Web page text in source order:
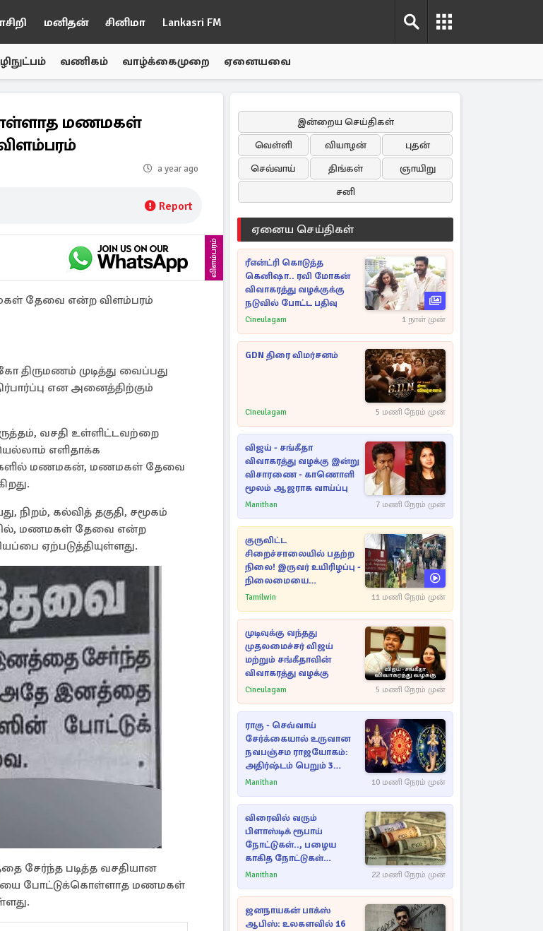
மனிதன் சினிமா Lankasri FM
வணிகம் வாழ்க்கைமுறை ஏனையவை
மணமகள்
a year ago
Report
விளம்பரம்
தேவை என்ற விளம்பரம்
முடித்து வைப்பது
என அனைத்திற்கும்
வசதி உள்ளிட்டவற்றை
எளிதாக்க
மணமகன், மணமகள் தேவை
கல்வித் தகுதி, சமூகம்
மணமகள் தேவை என்ற
ஏற்படுத்தியுள்ளது.
சேர்ந்த படித்த வசதியான
போட்டுக்கொள்ளாத மணமகள்
இன்றைய செய்திகள்
வெள்ளி
வியாழன்
புதன்
செவ்வாய்
திங்கள்
ஞாயிறு
சனி
ஏனைய செய்திகள்
ரீஎன்ட்ரி கொடுத்த
கெனிஷா.. ரவி மோகன்
விவாகரத்து வழக்குக்கு
நடுவில் போட்ட பதிவு
Cineulagam 1 நாள் முன்
GDN திரை விமர்சனம்
Cineulagam 5 மணி நேரம் முன்
விஜய் - சங்கீதா
விவாகரத்து வழக்கு இன்று
விசாரணை - காணொளி
மூலம் ஆஜராக வாய்ப்பு
Manithan 7 மணி நேரம் முன்
குருவிட்ட
சிறைச்சாலையில் பதற்ற
நிலை! இருவர் உயிரிழப்பு -
நிலைமையை
கட்டுப்படுத்த பொலிஸார்
Tamilwin 11 மணி நேரம் முன்
முடிவுக்கு வந்தது
முதலமைச்சர் விஜய்
மற்றும் சங்கீதாவின்
விவாகரத்து வழக்கு
Cineulagam 5 மணி நேரம் முன்
ராகு - செவ்வாய்
சேர்க்கையால் உருவான
நவபஞ்சம ராஜயோகம்:
அதிர்ஷ்டம் பெறும் 3
ராசிகள்!
Manithan 10 மணி நேரம் முன்
விரைவில் வரும்
பிளாஸ்டிக் ரூபாய்
நோட்டுகள்.., பழைய
காகித நோட்டுகள்
செல்லுமா?
Manithan 22 மணி நேரம் முன்
ஜனநாயகன் பாக்ஸ்
ஆபிஸ்: உலகளவில் 16